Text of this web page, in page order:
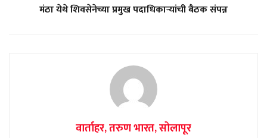
मंठा येथे शिवसेनेच्या प्रमुख पदाधिकाऱ्यांची बैठक संपन्न
वार्ताहर, तरुण भारत, सोलापूर